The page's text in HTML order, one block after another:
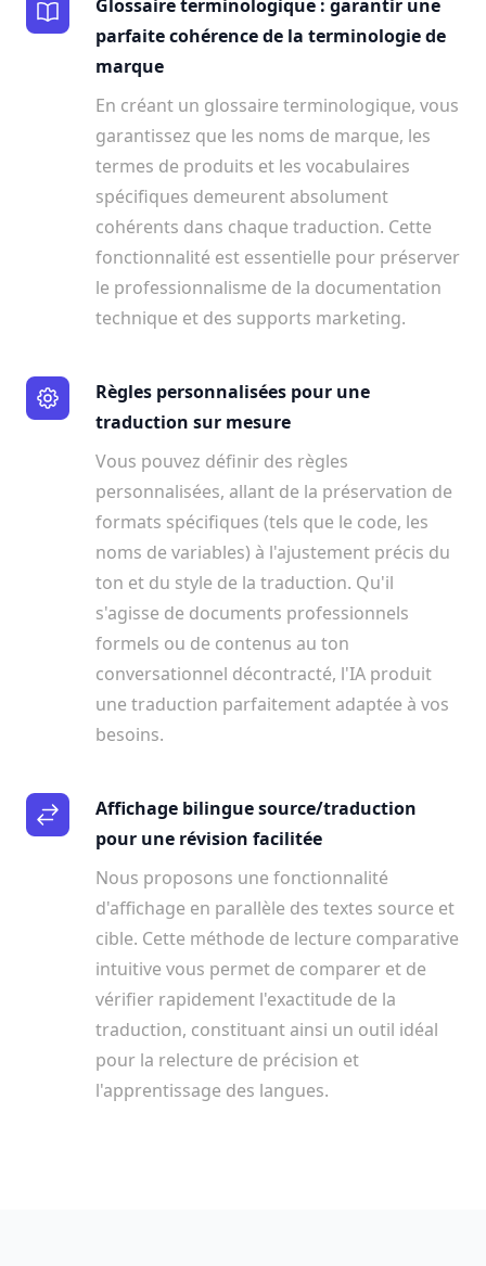
Glossaire terminologique : garantir une
parfaite cohérence de la terminologie de
marque
En créant un glossaire terminologique, vous
garantissez que les noms de marque, les
termes de produits et les vocabulaires
spécifiques demeurent absolument
cohérents dans chaque traduction. Cette
fonctionnalité est essentielle pour préserver
le professionnalisme de la documentation
technique et des supports marketing.
Règles personnalisées pour une
traduction sur mesure
Vous pouvez définir des règles
personnalisées, allant de la préservation de
formats spécifiques (tels que le code, les
noms de variables) à l'ajustement précis du
ton et du style de la traduction. Qu'il
s'agisse de documents professionnels
formels ou de contenus au ton
conversationnel décontracté, l'IA produit
une traduction parfaitement adaptée à vos
besoins.
Affichage bilingue source/traduction
pour une révision facilitée
Nous proposons une fonctionnalité
d'affichage en parallèle des textes source et
cible. Cette méthode de lecture comparative
intuitive vous permet de comparer et de
vérifier rapidement l'exactitude de la
traduction, constituant ainsi un outil idéal
pour la relecture de précision et
l'apprentissage des langues.